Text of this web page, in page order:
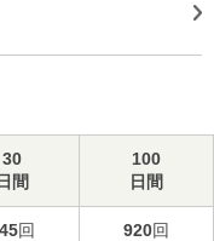
30
日間
100
日間
回 920回